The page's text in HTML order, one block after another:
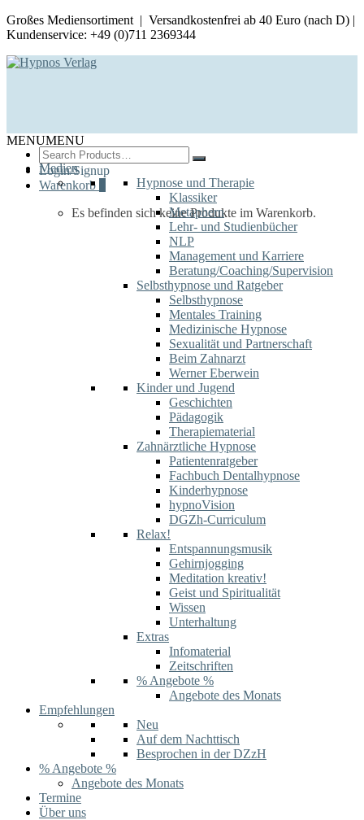
Großes Mediensortiment | Versandkostenfrei ab 40 Euro (nach D) |
Kundenservice: +49 (0)711 2369344
Search
for:
Login/Signup
Warenkorb
Es befinden sich keine Produkte im Warenkorb.
MENUMENU
Medien
Hypnose und Therapie
Klassiker
Metaphern
Lehr- und Studienbücher
NLP
Management und Karriere
Beratung/Coaching/Supervision
Selbsthypnose und Ratgeber
Selbsthypnose
Mentales Training
Medizinische Hypnose
Sexualität und Partnerschaft
Beim Zahnarzt
Werner Eberwein
Kinder und Jugend
Geschichten
Pädagogik
Therapiematerial
Zahnärztliche Hypnose
Patientenratgeber
Fachbuch Dentalhypnose
Kinderhypnose
hypnoVision
DGZh-Curriculum
Relax!
Entspannungsmusik
Gehirnjogging
Meditation kreativ!
Geist und Spiritualität
Wissen
Unterhaltung
Extras
Infomaterial
Zeitschriften
% Angebote %
Angebote des Monats
Empfehlungen
Neu
Auf dem Nachttisch
Besprochen in der DZzH
% Angebote %
Angebote des Monats
Termine
Über uns